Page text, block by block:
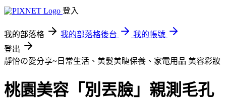
登入
我的部落格 我的部落格後台
我的帳號
登出
靜怡の愛分享~日常生活、美髮美睫保養、家電用品 美容彩妝
桃園美容「別丟臉」親測毛孔